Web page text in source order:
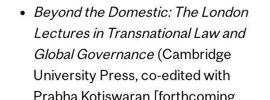
Beyond the Domestic: The London
Lectures in Transnational Law and
Global Governance(Cambridge
University Press, co-edited with
Prabha Kotiswaran [forthcoming